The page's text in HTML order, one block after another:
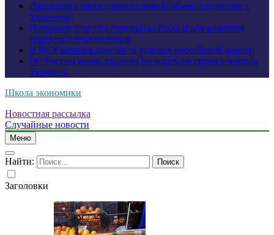
Лантратова анонсировала новый обмен пленными с
Украиной
Патрушев отметил потенциал России для развития
морских беспилотников
В ВСУ начался хаос из-за успехов российской армии
ВС России вновь ударили по морским судам и портам
Украины
Школа экономики
Новостная рассылка
Случайные новости
Меню
Найти:
Заголовки